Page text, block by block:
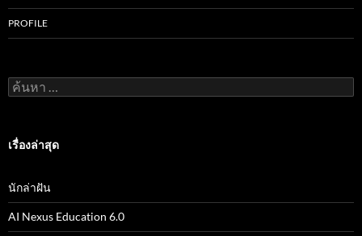
PROFILE
ค้
น
สำ
บ
:
เรื่องล่าสุด
นักล่าฝัน
AI Nexus Education 6.0